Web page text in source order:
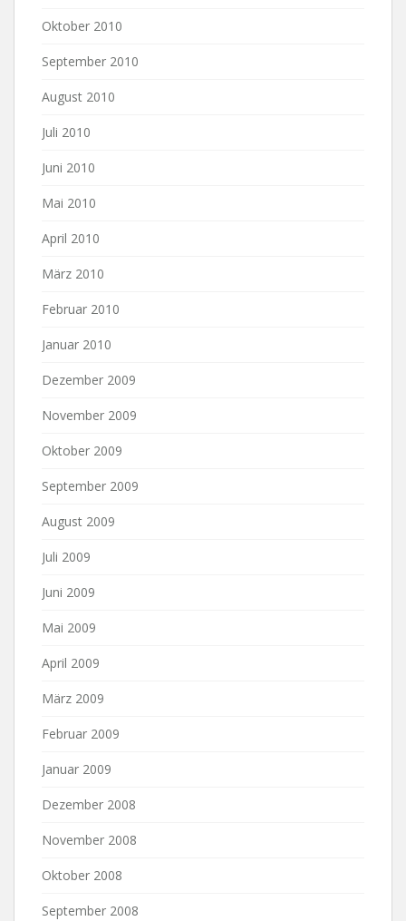
Oktober 2010
September 2010
August 2010
Juli 2010
Juni 2010
Mai 2010
April 2010
März 2010
Februar 2010
Januar 2010
Dezember 2009
November 2009
Oktober 2009
September 2009
August 2009
Juli 2009
Juni 2009
Mai 2009
April 2009
März 2009
Februar 2009
Januar 2009
Dezember 2008
November 2008
Oktober 2008
September 2008